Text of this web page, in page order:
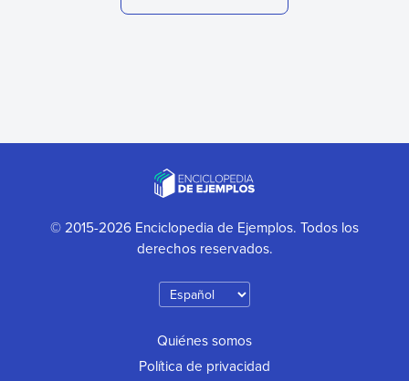
© 2015-2026 Enciclopedia de Ejemplos. Todos los
derechos reservados.
Quiénes somos
Política de privacidad